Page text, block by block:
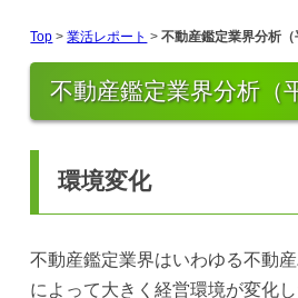
Top >業活レポート >不動産鑑定業界分析（
不動産鑑定業界分析（
環境変化
不動産鑑定業界はいわゆる不動
によって大きく経営環境が変化